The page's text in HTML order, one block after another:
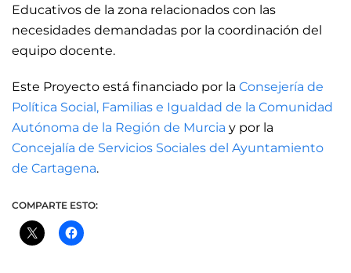
Educativos de la zona relacionados con las
necesidades demandadas por la coordinación del
equipo docente.
Este Proyecto está financiado por la Consejería de
Política Social, Familias e Igualdad de la Comunidad
Autónoma de la Región de Murcia y por la
Concejalía de Servicios Sociales del Ayuntamiento
de Cartagena.
COMPARTE ESTO: